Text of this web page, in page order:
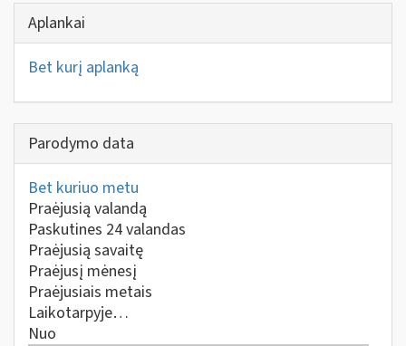
Aplankai
Bet kurį aplanką
Parodymo data
Bet kuriuo metu
Praėjusią valandą
Paskutines 24 valandas
Praėjusią savaitę
Praėjusį mėnesį
Praėjusiais metais
Laikotarpyje…
Nuo